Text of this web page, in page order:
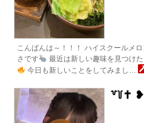
こんばんは～！！！ ハイスクールメ
さです
最近は新しい趣味を見つけ
今日も新しいことをしてみまし…
꒷꒦‪✝︎